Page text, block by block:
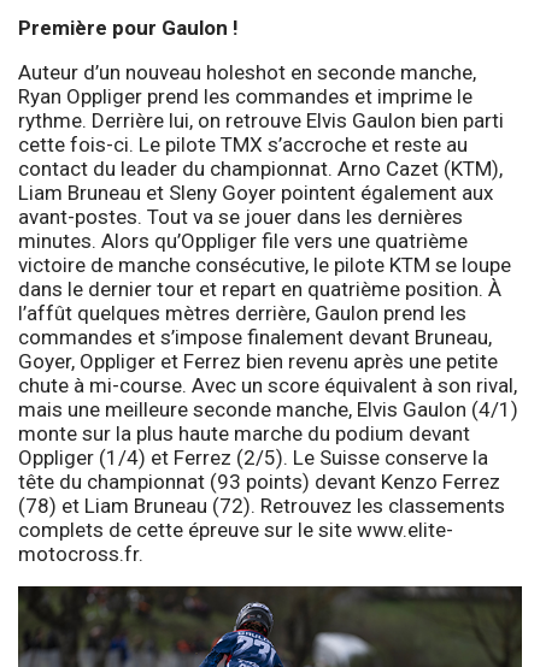
Première pour Gaulon !
Auteur d’un nouveau holeshot en seconde manche,
Ryan Oppliger prend les commandes et imprime le
rythme. Derrière lui, on retrouve Elvis Gaulon bien parti
cette fois-ci. Le pilote TMX s’accroche et reste au
contact du leader du championnat. Arno Cazet (KTM),
Liam Bruneau et Sleny Goyer pointent également aux
avant-postes. Tout va se jouer dans les dernières
minutes. Alors qu’Oppliger file vers une quatrième
victoire de manche consécutive, le pilote KTM se loupe
dans le dernier tour et repart en quatrième position. À
l’affût quelques mètres derrière, Gaulon prend les
commandes et s’impose finalement devant Bruneau,
Goyer, Oppliger et Ferrez bien revenu après une petite
chute à mi-course. Avec un score équivalent à son rival,
mais une meilleure seconde manche, Elvis Gaulon (4/1)
monte sur la plus haute marche du podium devant
Oppliger (1/4) et Ferrez (2/5). Le Suisse conserve la
tête du championnat (93 points) devant Kenzo Ferrez
(78) et Liam Bruneau (72). Retrouvez les classements
complets de cette épreuve sur le site www.elite-
motocross.fr.